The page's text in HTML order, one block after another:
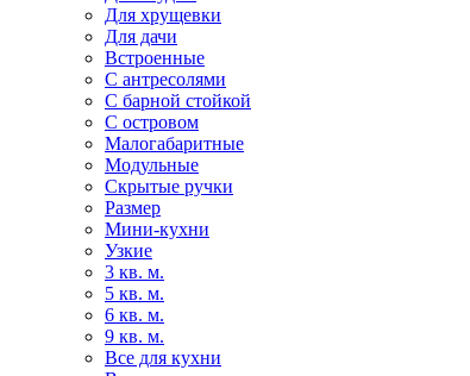
Для хрущевки
Для дачи
Встроенные
С антресолями
С барной стойкой
С островом
Малогабаритные
Модульные
Скрытые ручки
Размер
Мини-кухни
Узкие
3 кв. м.
5 кв. м.
6 кв. м.
9 кв. м.
Все для кухни